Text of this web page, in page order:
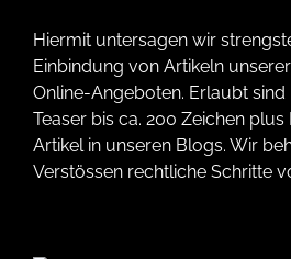
Hiermit untersagen wir
Einbindung von Artikeln
Online-Angeboten. Erlaubt
Teaser bis ca. 200 Zeichen
Artikel in unseren Blogs. Wir
Verstössen rechtliche Schritte